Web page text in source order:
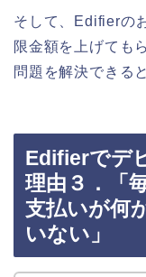
そして、Edifierの
限金額を上げても
問題を解決できる
Edifierでデ
理由３．「
支払いが何
いない」